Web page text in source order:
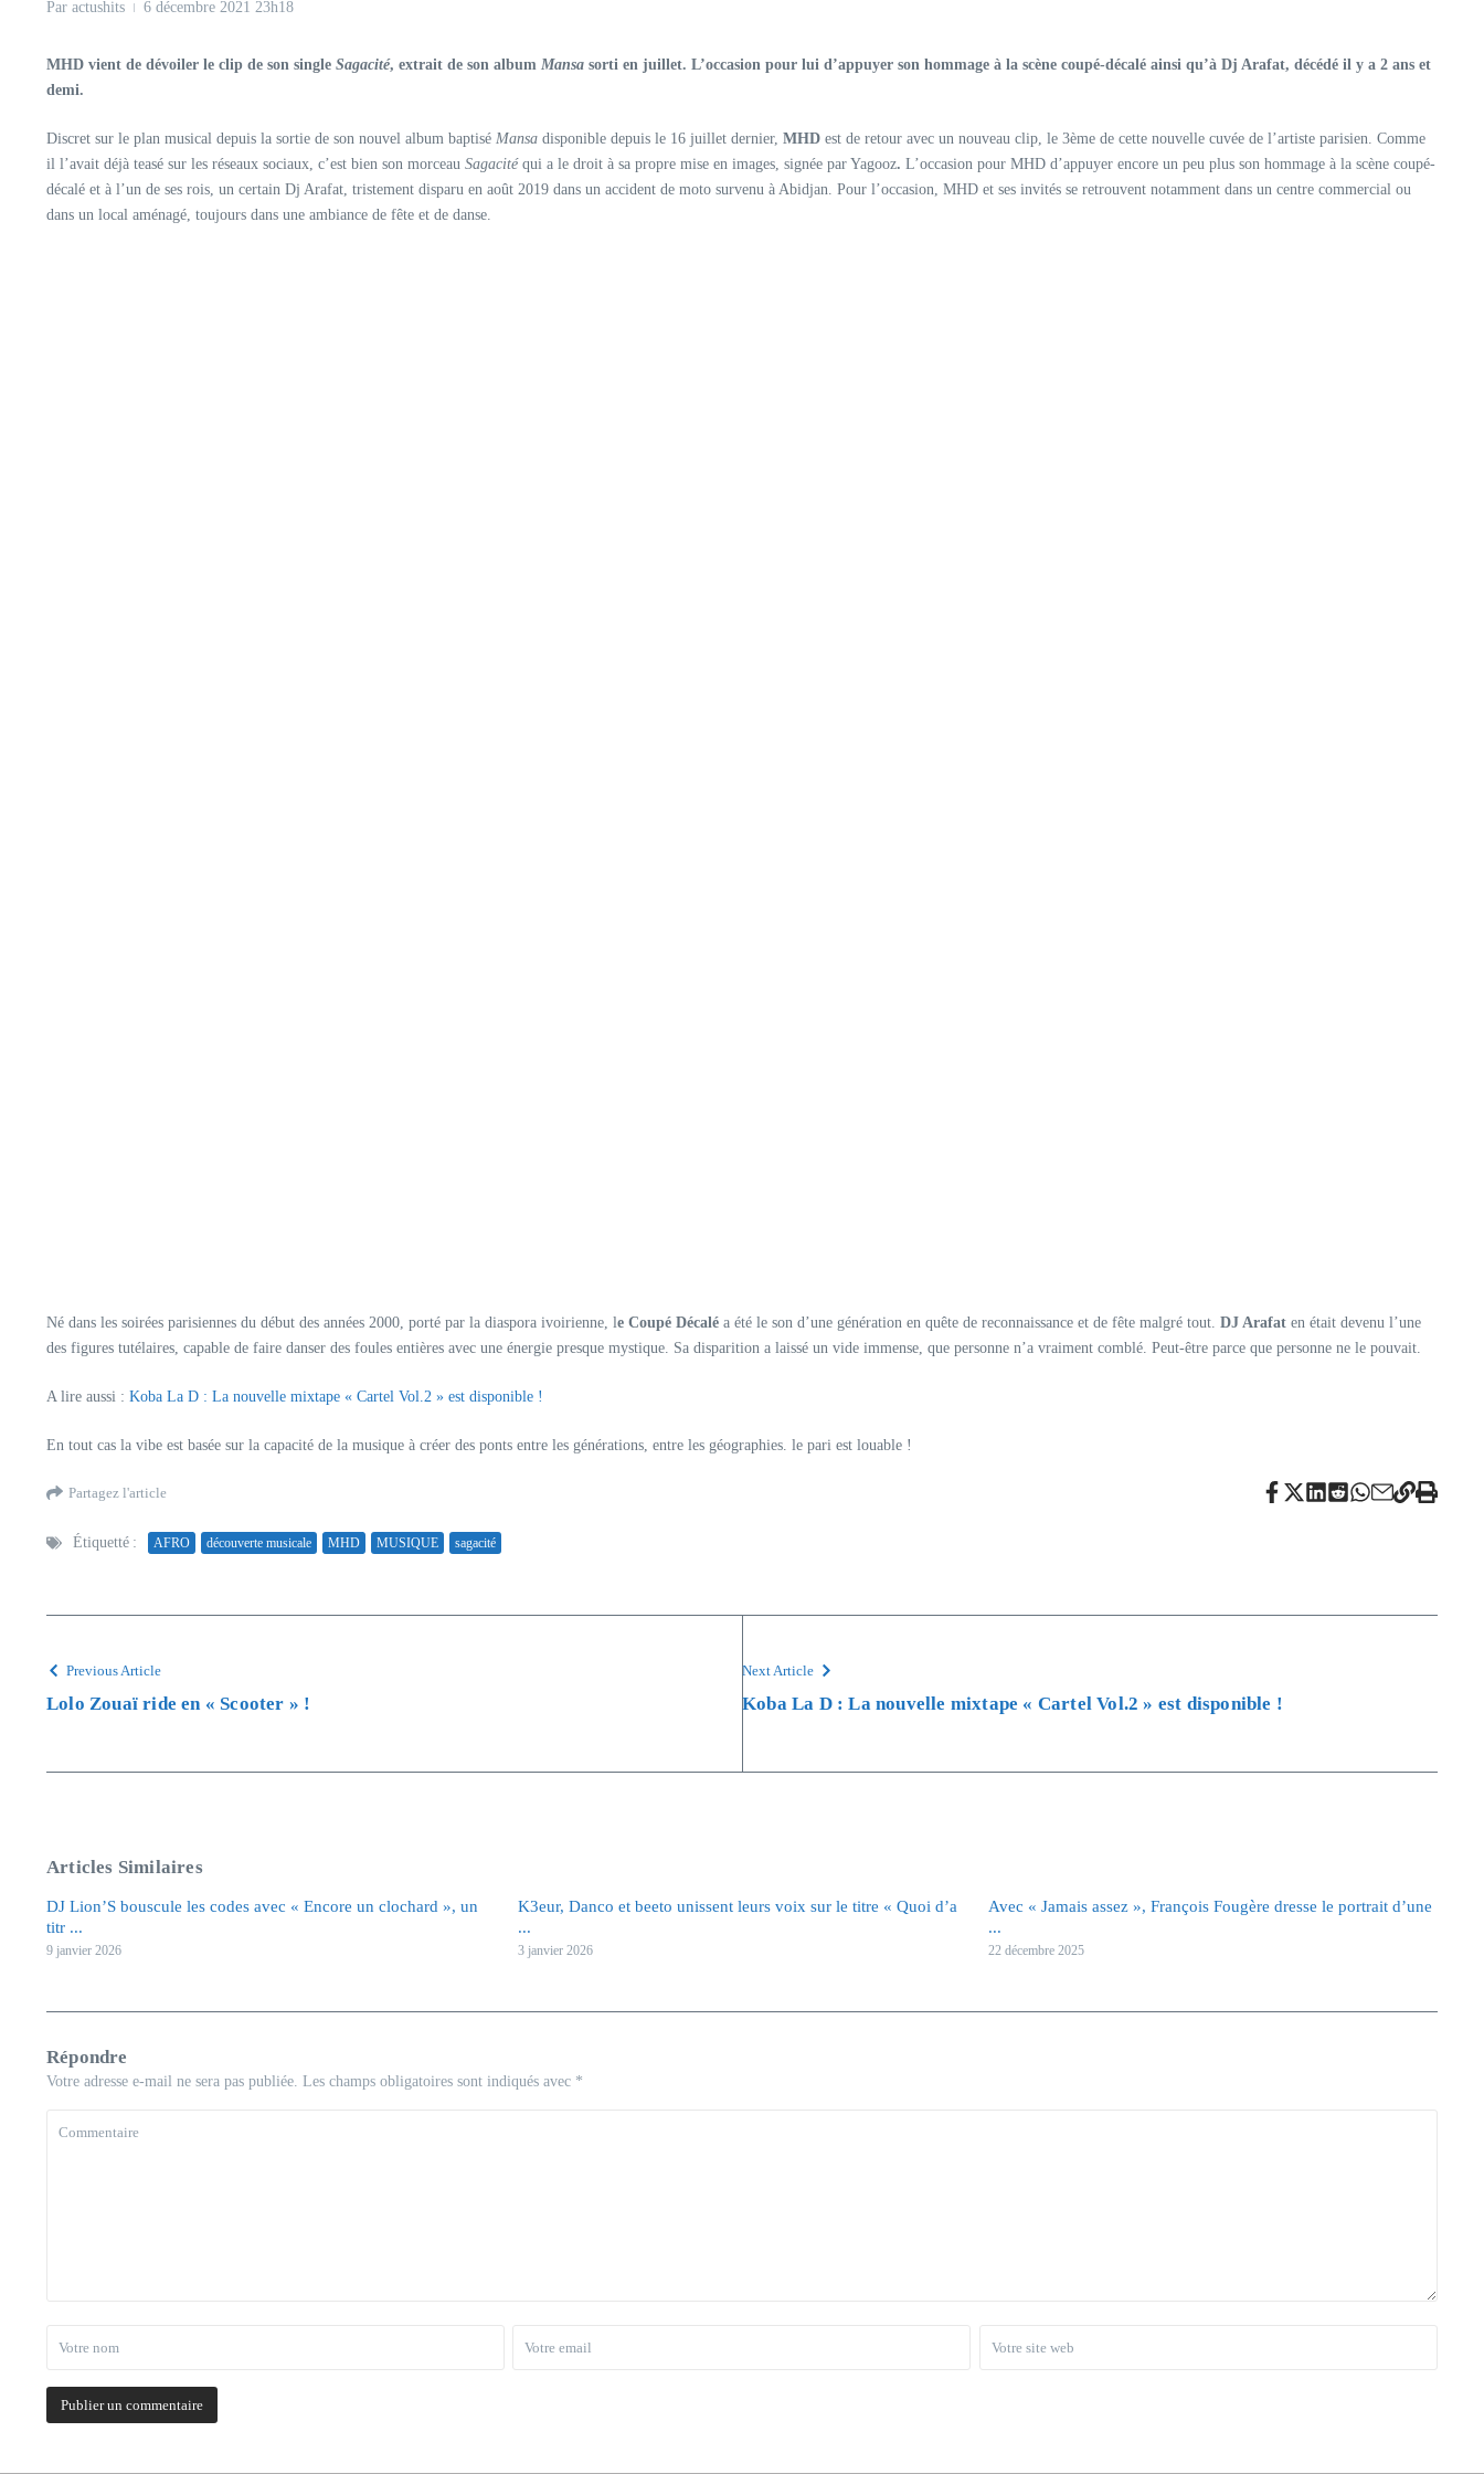
Par actushits 6 décembre 2021 23h18
MHD vient de dévoiler le clip de son single Sagacité, extrait de son album Mansa sorti en juillet. L’occasion pour lui d’appuyer son hommage à la scène coupé-décalé ainsi qu’à Dj Arafat, décédé il y a 2 ans et
demi.
Discret sur le plan musical depuis la sortie de son nouvel album baptisé Mansa disponible depuis le 16 juillet dernier, MHD est de retour avec un nouveau clip, le 3ème de cette nouvelle cuvée de l’artiste parisien. Comme
il l’avait déjà teasé sur les réseaux sociaux, c’est bien son morceau Sagacitéqui a le droit à sa propre mise en images, signée par Yagooz. L’occasion pour MHD d’appuyer encore un peu plus son hommage à la scène coupé-
décalé et à l’un de ses rois, un certain Dj Arafat, tristement disparu en août 2019 dans un accident de moto survenu à Abidjan. Pour l’occasion, MHD et ses invités se retrouvent notamment dans un centre commercial ou
dans un local aménagé, toujours dans une ambiance de fête et de danse.
Né dans les soirées parisiennes du début des années 2000, porté par la diaspora ivoirienne, le Coupé Décalé a été le son d’une génération en quête de reconnaissance et de fête malgré tout. DJ Arafat en était devenu l’une
des figures tutélaires, capable de faire danser des foules entières avec une énergie presque mystique. Sa disparition a laissé un vide immense, que personne n’a vraiment comblé. Peut-être parce que personne ne le pouvait.
A lire aussi : Koba La D : La nouvelle mixtape « Cartel Vol.2 » est disponible !
En tout cas la vibe est basée sur la capacité de la musique à créer des ponts entre les générations, entre les géographies. le pari est louable !
Partagez l'article
Étiquetté : AFRO découverte musicale MHD MUSIQUE sagacité
Previous Article
Lolo Zouaï ride en « Scooter » !
Next Article
Koba La D : La nouvelle mixtape « Cartel Vol.2 » est disponible !
Articles Similaires
DJ Lion’S bouscule les codes avec « Encore un clochard », un
titr ...
9 janvier 2026
K3eur, Danco et beeto unissent leurs voix sur le titre « Quoi d’a
...
3 janvier 2026
Avec « Jamais assez », François Fougère dresse le portrait d’une
...
22 décembre 2025
Répondre
Votre adresse e-mail ne sera pas publiée. Les champs obligatoires sont indiqués avec *